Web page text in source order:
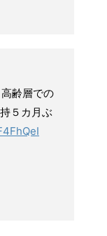
齢層での
５カ月ぶ